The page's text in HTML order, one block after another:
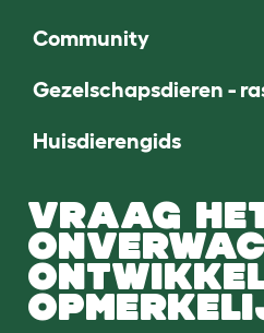
Community
Gezelschapsdieren -
Huisdierengids
VRAAG